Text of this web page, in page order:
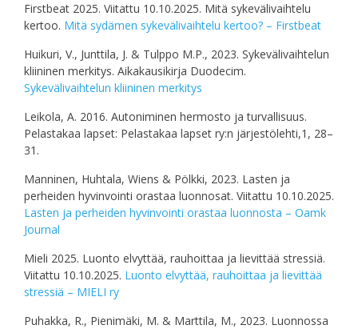
Firstbeat 2025. Viitattu 10.10.2025. Mitä sykevälivaihtelu
kertoo. Mitä sydämen sykevälivaihtelu kertoo? – Firstbeat
Huikuri, V., Junttila, J. & Tulppo M.P., 2023. Sykevälivaihtelun
kliininen merkitys. Aikakausikirja Duodecim.
Sykevälivaihtelun kliininen merkitys
Leikola, A. 2016. Autoniminen hermosto ja turvallisuus.
Pelastakaa lapset: Pelastakaa lapset ry:n järjestölehti,1, 28–
31.
Manninen, Huhtala, Wiens & Pölkki, 2023. Lasten ja
perheiden hyvinvointi orastaa luonnosat. Viitattu 10.10.2025.
Lasten ja perheiden hyvinvointi orastaa luonnosta – Oamk
Journal
Mieli 2025. Luonto elvyttää, rauhoittaa ja lievittää stressiä.
Viitattu 10.10.2025. Luon­to el­vyt­tää, rauhoittaa ja lie­vit­tää
stres­siä – MIELI ry
Puhakka, R., Pienimäki, M. & Marttila, M., 2023. Luonnossa